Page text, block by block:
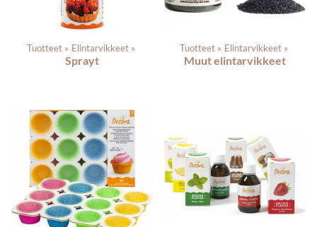
Tuotteet ‪» Elintarvikkeet ‪»
Sprayt
Tuotteet ‪» Elintarvikkeet ‪»
Muut elintarvikkeet